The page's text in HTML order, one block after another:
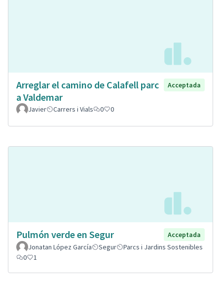
Arreglar el camino de Calafell parc
a Valdemar
Acceptada
Javier Carrers i Vials 0 0
Pulmón verde en Segur
Acceptada
Jonatan López García
Segur
Parcs i Jardins Sostenibles
0
1